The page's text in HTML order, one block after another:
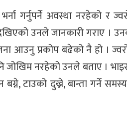
गर्नुपर्ने अवस्था नरहेको र
उनले जानकारी गराए ।
आउनु प्रकोप बढेको नै हो ।
जोखिम नरहेको उनले बताए ।
टाउको दुख्ने, बान्ता गर्ने